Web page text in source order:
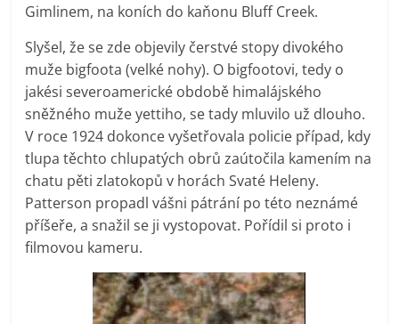
Gimlinem, na koních do kaňonu Bluff Creek.
Slyšel, že se zde objevily čerstvé stopy divokého
muže bigfoota (velké nohy). O bigfootovi, tedy o
jakési severoamerické obdobě himalájského
sněžného muže yettiho, se tady mluvilo už dlouho.
V roce 1924 dokonce vyšetřovala policie případ, kdy
tlupa těchto chlupatých obrů zaútočila kamením na
chatu pěti zlatokopů v horách Svaté Heleny.
Patterson propadl vášni pátrání po této neznámé
příšeře, a snažil se ji vystopovat. Pořídil si proto i
filmovou kameru.